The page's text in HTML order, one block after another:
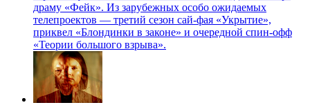
драму «Фейк». Из зарубежных особо ожидаемых
телепроектов — третий сезон сай-фая «Укрытие»,
приквел «Блондинки в законе» и очередной спин-офф
«Теории большого взрыва».